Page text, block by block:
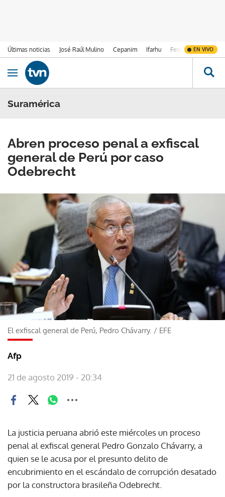
Últimas noticias José Raúl Mulino Cepanim Ifarhu Fenómeno de El
EN VIVO
Ir al contenido
Obrir navegació
Suramérica
Abren proceso penal a exfiscal
general de Perú por caso
Odebrecht
El exfiscal general de Perú, Pedro Chávarry. / EFE
Afp
21 de agosto 2019 - 20:34
La justicia peruana abrió este miércoles un proceso
penal al exfiscal general Pedro Gonzalo Chávarry, a
quien se le acusa por el presunto delito de
encubrimiento en el escándalo de corrupción desatado
por la constructora brasileña Odebrecht.